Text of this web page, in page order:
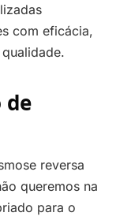
com eficácia,
de
reversa
queremos na
para o